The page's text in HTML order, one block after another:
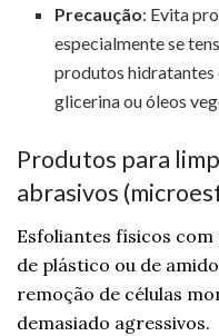
Precaução: Evita
especialmente se
produtos hidratantes
glicerina ou óleos
Produtos para
abrasivos
Esfoliantes físicos
de plástico ou de
remoção de células
demasiado agressivos.